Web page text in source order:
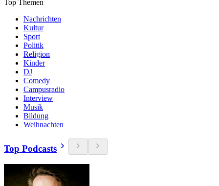
Top Themen
Nachrichten
Kultur
Sport
Politik
Religion
Kinder
DJ
Comedy
Campusradio
Interview
Musik
Bildung
Weihnachten
Top Podcasts